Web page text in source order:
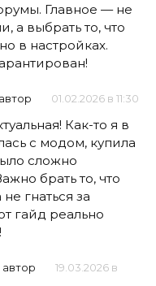
Главное — не
а выбрать то, что
в настройках.
автор 01.02.2026 в 11:30
Как-то я в
с модом, купила
сложно
брать то, что
гнаться за
гайд реально
автор
19.03.2026 в